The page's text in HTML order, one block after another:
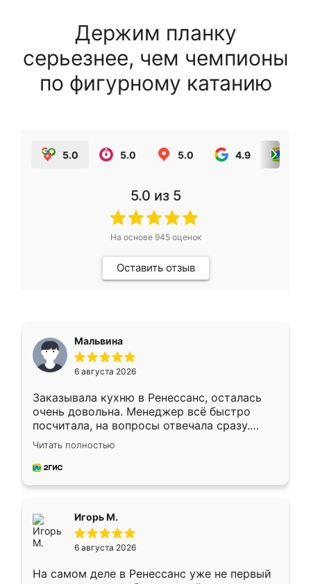
Держим планку
серьезнее, чем чемпионы
по фигурному катанию
5.0 5.0 5.0 4.9
5.0 из 5
На основе 945оценок
Оставить отзыв
Мальвина
6 августа 2026
Заказывала кухню в Ренессанс, осталась
очень довольна. Менеджер всё быстро
посчитала, на вопросы отвечала сразу.
Замерщик приехал в субботу, подошёл к
делу со всей ответственностью. Собрали
за день, ребята работали аккуратно, даже
Читать полностью
Игорь М.
6 августа 2026
На самом деле в Ренессанс уже не первый